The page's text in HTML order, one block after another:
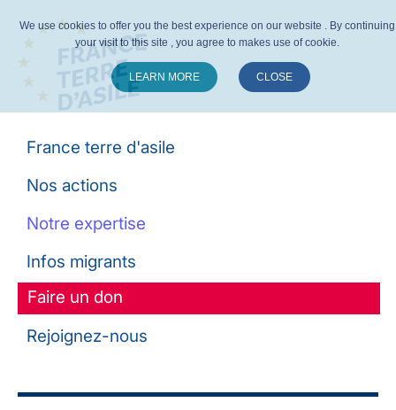
France terre d'asile
Nos actions
Notre expertise
Infos migrants
Faire un don
Rejoignez-nous
We use cookies to offer you the best experience on our website . By continuing
your visit to this site , you agree to makes use of cookie.
LEARN MORE CLOSE